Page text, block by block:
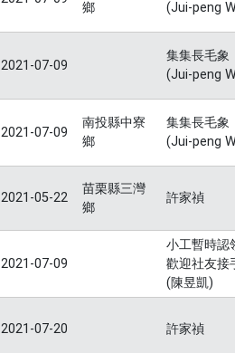
鄉
(Jui-peng
2021-07-09
集集長毛象
(Jui-peng
2021-07-09
南投縣中寮
鄉
集集長毛象
(Jui-peng
2021-05-22
苗栗縣三灣
鄉
許家禎
2021-07-09
小工暫時認
歡迎社友接
(陳昱凱)
2021-07-20 許家禎